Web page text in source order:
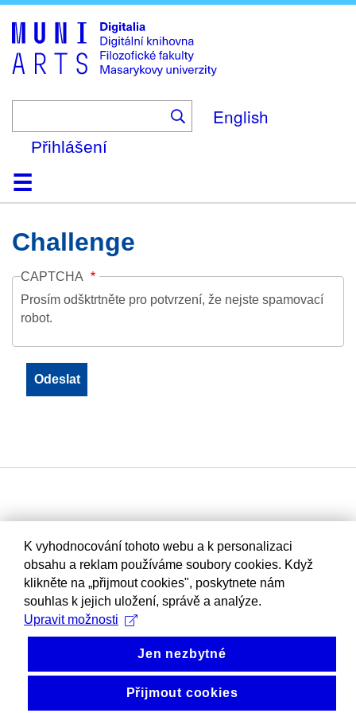
to
main
content
English
Přihlášení
DomůKolekce
Prohlížení
Vyhledávání
O platformě
Nápověda
KontaktDigitalia
Challenge
CAPTCHA
Prosím odšktrtněte pro potvrzení, že nejste spamovací
robot.
K vyhodnocování tohoto webu a k personalizaci
obsahu a reklam používáme soubory cookies. Když
klikněte na „přijmout cookies", poskytnete nám
souhlas k jejich uložení, správě a analýze.
Upravit možnosti
Jen nezbytné
Přijmout cookies